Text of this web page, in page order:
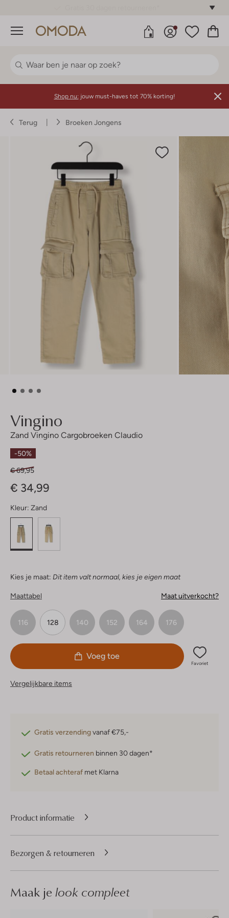
Menu
Shop nu: jouw must-haves tot 70% korting!
Terug Broeken Jongens
Vingino
Zand Vingino Cargobroeken Claudio
-50%
€ 69,95
€ 34,99
Kleur: Zand
Kies je maat: Dit item valt normaal, kies je eigen maat
Maattabel Maat uitverkocht?
116 128 140 152 164 176
Voeg toe
Favoriet
Vergelijkbare items
Gratis verzendingvanaf €75,-
Gratis retourneren binnen 30 dagen*
Betaal achteraf met Klarna
Product informatie
Bezorgen & retourneren
Maak je look compleet